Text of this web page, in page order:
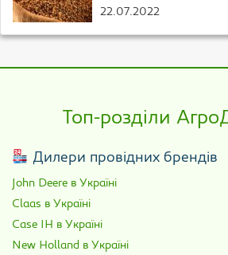
22.07.2022
Топ-розділи
Дилери провідних брендів
John Deere в Україні
Claas в Україні
Case IH в Україні
New Holland в Україні